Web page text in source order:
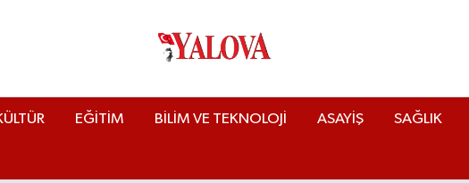
EĞİTİM BİLİM VE TEKNOLOJİ ASAYİŞ SAĞLIK